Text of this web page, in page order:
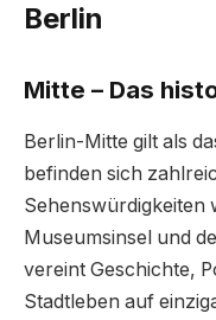
Berlin
Mitte – Das
Berlin-Mitte gilt als
befinden sich
Sehenswürdigkeiten
Museumsinsel und
vereint Geschichte,
Stadtleben auf